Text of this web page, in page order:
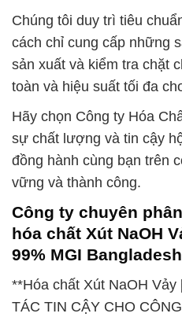
Chúng tôi duy trì tiêu
cách chỉ cung cấp những
sản xuất và kiểm tra chặt
toàn và hiệu suất tối đa
Hãy chọn Công ty Hóa
sự chất lượng và tin cậy
đồng hành cùng bạn trên
vững và thành công.
Công ty chuyên
hóa chất Xút NaOH
99% MGI Bangladesh
**Hóa chất Xút NaOH
TÁC TIN CẬY CHO